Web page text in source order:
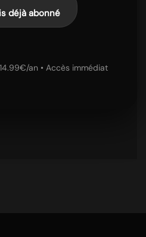
déjà abonné
14.99€/an • Accès immédiat